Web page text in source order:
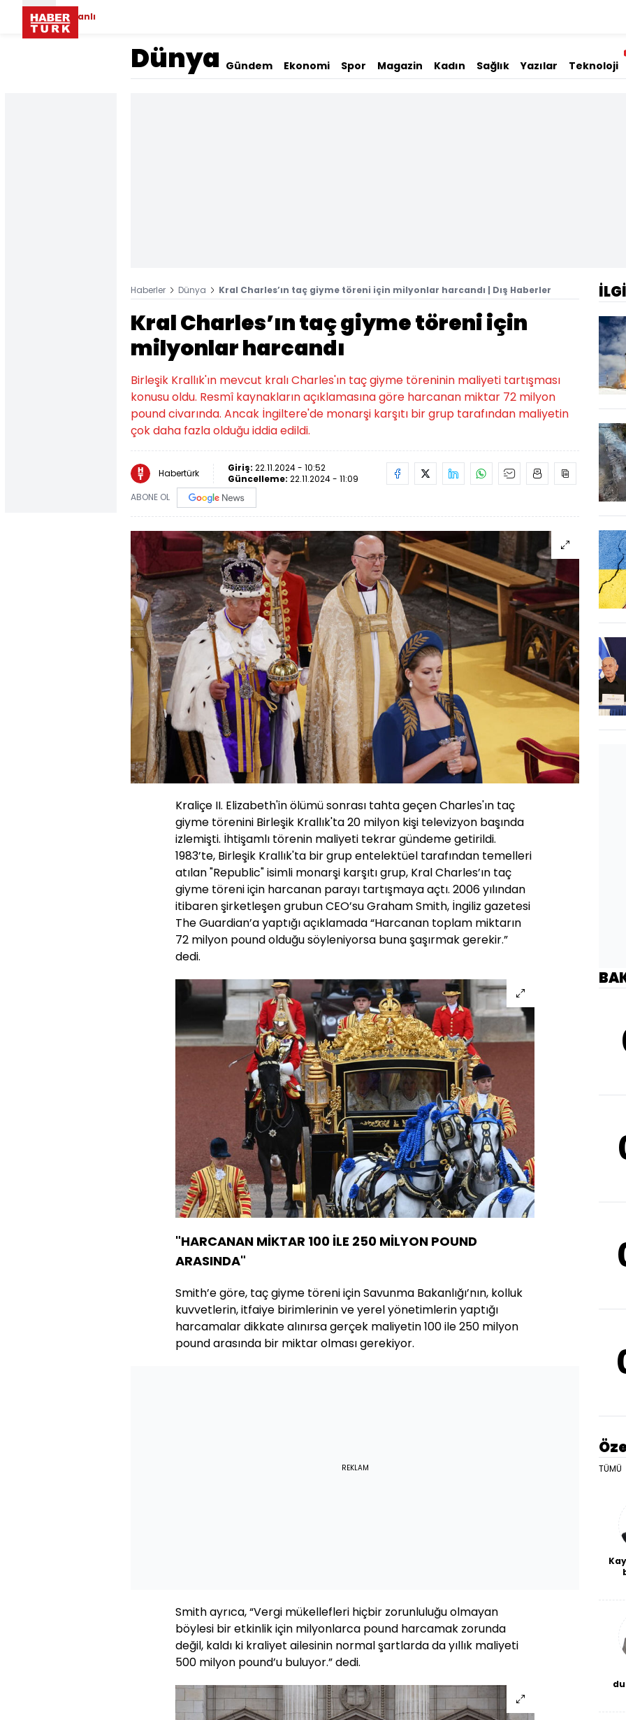
Canlı
Dünya Gündem Ekonomi Spor Magazin Kadın Sağlık Yazılar Teknoloji
Haberler Dünya Kral Charles’ın taç giyme töreni için milyonlar harcandı | Dış Haberler
Kral Charles’ın taç giyme töreni için
milyonlar harcandı
Birleşik Krallık'ın mevcut kralı Charles'ın taç giyme töreninin maliyeti tartışması
konusu oldu. Resmî kaynakların açıklamasına göre harcanan miktar 72 milyon
pound civarında. Ancak İngiltere'de monarşi karşıtı bir grup tarafından maliyetin
çok daha fazla olduğu iddia edildi.
Habertürk Giriş: 22.11.2024 - 10:52
Güncelleme: 22.11.2024 - 11:09
ABONE OL
Kraliçe II. Elizabeth'in ölümü sonrası tahta geçen Charles'ın taç
giyme törenini Birleşik Krallık'ta 20 milyon kişi televizyon başında
izlemişti. İhtişamlı törenin maliyeti tekrar gündeme getirildi.
1983’te, Birleşik Krallık'ta bir grup entelektüel tarafından temelleri
atılan "Republic" isimli monarşi karşıtı grup, Kral Charles’ın taç
giyme töreni için harcanan parayı tartışmaya açtı. 2006 yılından
itibaren şirketleşen grubun CEO’su Graham Smith, İngiliz gazetesi
The Guardian’a yaptığı açıklamada “Harcanan toplam miktarın
72 milyon pound olduğu söyleniyorsa buna şaşırmak gerekir.”
dedi.
"HARCANAN MİKTAR 100 İLE 250 MİLYON POUND
ARASINDA"
Smith’e göre, taç giyme töreni için Savunma Bakanlığı’nın, kolluk
kuvvetlerin, itfaiye birimlerinin ve yerel yönetimlerin yaptığı
harcamalar dikkate alınırsa gerçek maliyetin 100 ile 250 milyon
pound arasında bir miktar olması gerekiyor.
REKLAM
Smith ayrıca, “Vergi mükellefleri hiçbir zorunluluğu olmayan
böylesi bir etkinlik için milyonlarca pound harcamak zorunda
değil, kaldı ki kraliyet ailesinin normal şartlarda da yıllık maliyeti
500 milyon pound’u buluyor.” dedi.
TÜMÜ